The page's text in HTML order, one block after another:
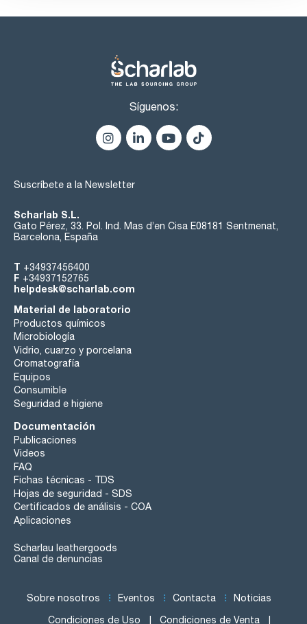
Síguenos:
Suscríbete a la Newsletter
Scharlab S.L.
Gato Pérez, 33. Pol. Ind. Mas d’en Cisa E08181 Sentmenat,
Barcelona, España
T +34937456400
F +34937152765
helpdesk@scharlab.com
Material de laboratorio
Productos químicos
Microbiología
Vidrio, cuarzo y porcelana
Cromatografía
Equipos
Consumible
Seguridad e higiene
Documentación
Publicaciones
Videos
FAQ
Fichas técnicas - TDS
Hojas de seguridad - SDS
Certificados de análisis - COA
Aplicaciones
Scharlau leathergoods
Canal de denuncias
Sobre nosotros Eventos Contacta Noticias
Condiciones de Uso Condiciones de Venta